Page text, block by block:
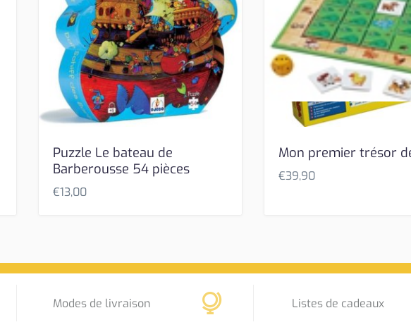
Puzzle Le bateau de
Barberousse 54 pièces
€13,00
Mon premier trésor
€39,90
Modes de livraison Listes de cadeaux